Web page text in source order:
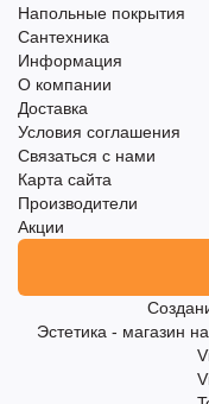
Напольные покрытия
Сантехника
Информация
О компании
Доставка
Условия соглашения
Связаться с нами
Карта сайта
Производители
Акции
Эстетика - магазин